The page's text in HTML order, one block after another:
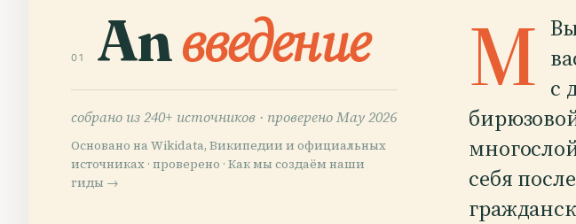
01 Anвведение
собрано из 240+ источников · проверено May 2026
Основано на Wikidata, Википедии и официальных
источниках · проверено · Как мы создаём наши
гиды →
М с
себя